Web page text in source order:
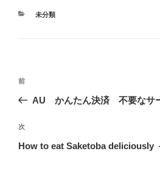
カ
未分類
投
ビ
ゲ
前
の
稿
前
AU かんたん決済 不要なサ
次
の
次
How to eat Saketoba deliciously